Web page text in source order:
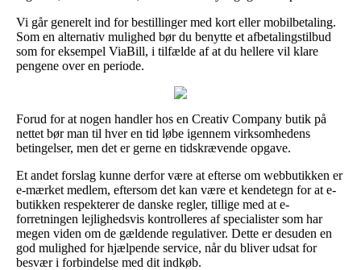
Vi går generelt ind for bestillinger med kort eller mobilbetaling.
Som en alternativ mulighed bør du benytte et afbetalingstilbud
som for eksempel ViaBill, i tilfælde af at du hellere vil klare
pengene over en periode.
Forud for at nogen handler hos en Creativ Company butik på
nettet bør man til hver en tid løbe igennem virksomhedens
betingelser, men det er gerne en tidskrævende opgave.
Et andet forslag kunne derfor være at efterse om webbutikken er
e-mærket medlem, eftersom det kan være et kendetegn for at e-
butikken respekterer de danske regler, tillige med at e-
forretningen lejlighedsvis kontrolleres af specialister som har
megen viden om de gældende regulativer. Dette er desuden en
god mulighed for hjælpende service, når du bliver udsat for
besvær i forbindelse med dit indkøb.